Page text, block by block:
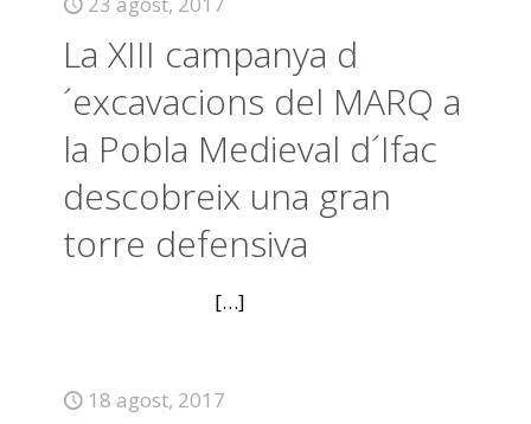
La XIII campanya d
´excavacions del MARQ a
la Pobla Medieval d´Ifac
descobreix una gran
torre defensiva
[…]
18 agost, 2017